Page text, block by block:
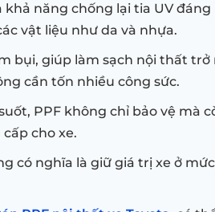
năng chống lại tia UV
vật liệu như da và nhựa.
bụi, giúp làm sạch nội thất
cần tốn nhiều công sức.
PPF không chỉ bảo vệ mà
cho xe.
có nghĩa là giữ giá trị xe ở